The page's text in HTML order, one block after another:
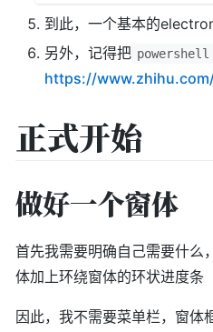
到此，一个基本的
另外，记得把 powershell
https://
正式开始
做好一个窗体
首先我需要明确自己需要什么
体加上环绕窗体的环状进度条
因此，我不需要菜单栏，窗体